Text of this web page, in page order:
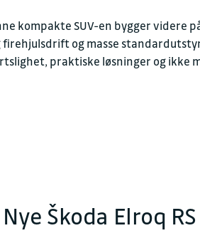
kompakte SUV-en bygger videre
firehjulsdrift og masse
praktiske løsninger og ikke
Nye Škoda Elroq RS